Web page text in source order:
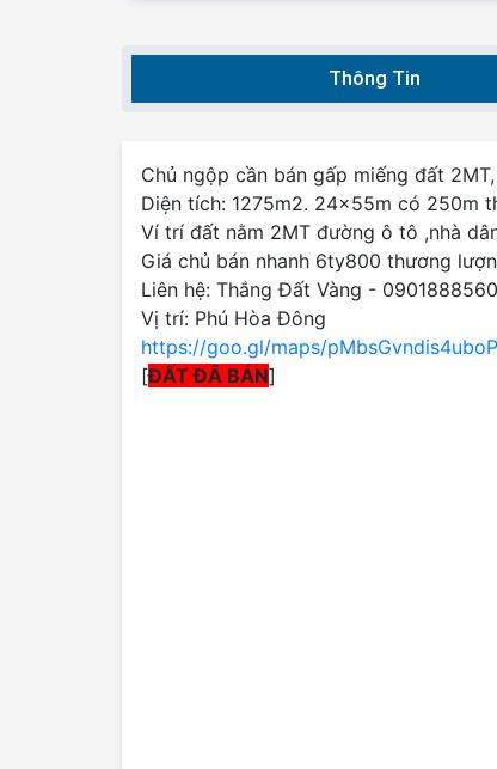
Thông Tin
Chủ ngộp cần bán gấp miếng đất
Diện tích: 1275m2. 24x55m có 250m
Ví trí đất nằm 2MT đường ô tô ,nhà
Giá chủ bán nhanh 6ty800 thương
Liên hệ: Thắng Đất Vàng - 0901888560
Vị trí: Phú Hòa Đông
https://goo.gl/maps/
[ĐẤT ĐÃ BÁN]